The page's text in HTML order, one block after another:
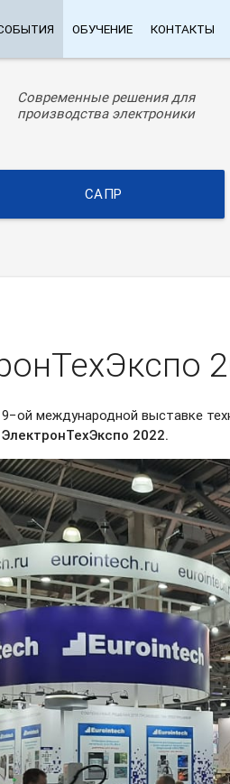
ОБУЧЕНИЕ КОНТАКТЫ
Современные решения для
производства электроники
САПР
международной выставке
ЭлектронТехЭкспо 2022.